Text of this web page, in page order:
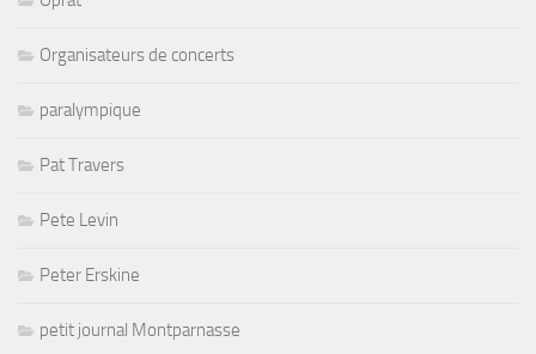
Organisateurs de concerts
paralympique
Pat Travers
Pete Levin
Peter Erskine
petit journal Montparnasse